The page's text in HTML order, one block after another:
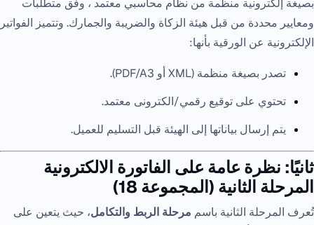
بصيغة إلكترونية منظمة من نظام محاسبي معتمد ، وفق متطلبات
ومعايير محددة من قبل هيئة الزكاة والضريبة والجمارك. وتتميز الفواتير
الإلكترونية عن الورقية بأنها:
تصدر بصيغة منظمة (XML أو PDF/A3).
تحتوي على توقيع رقمي/الكترونى معتمد.
يتم إرسال بياناتها إلى الهيئة قبل التسليم للعميل.
ثانيًا: نظرة عامة على الفاتورة الالكترونية
المرحلة الثانية (المجموعة 18)
تُعرف المرحلة الثانية باسم مرحلة الربط والتكامل، حيث يتعين على